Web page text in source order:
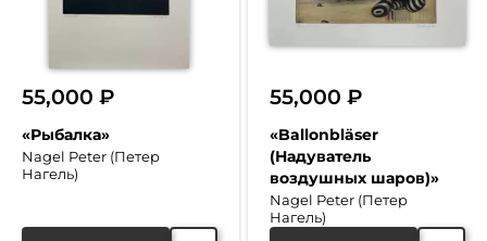
«Рыбалка»
Nagel Peter (Петер
Нагель)
55,000 ₽
«Ballonbläser
(Надуватель
воздушных шаров)»
Nagel Peter (Петер
Нагель)
55,000₽